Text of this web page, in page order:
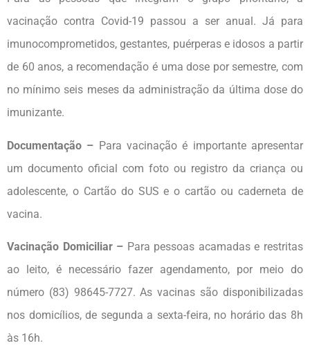
vacinação contra Covid-19 passou a ser anual. Já para
imunocomprometidos, gestantes, puérperas e idosos a partir
de 60 anos, a recomendação é uma dose por semestre, com
no mínimo seis meses da administração da última dose do
imunizante.
Documentação – Para vacinação é importante apresentar
um documento oficial com foto ou registro da criança ou
adolescente, o Cartão do SUS e o cartão ou caderneta de
vacina.
Vacinação Domiciliar – Para pessoas acamadas e restritas
ao leito, é necessário fazer agendamento, por meio do
número (83) 98645-7727. As vacinas são disponibilizadas
nos domicílios, de segunda a sexta-feira, no horário das 8h
às 16h.